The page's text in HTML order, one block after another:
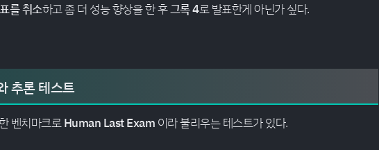
를 취소하고 좀 더 성능 향상을 한 후그록 4로 발표한게 아닌가 싶다.
추론 테스트
벤치마크로Human Last Exam 이라 불리우는 테스트가 있다.